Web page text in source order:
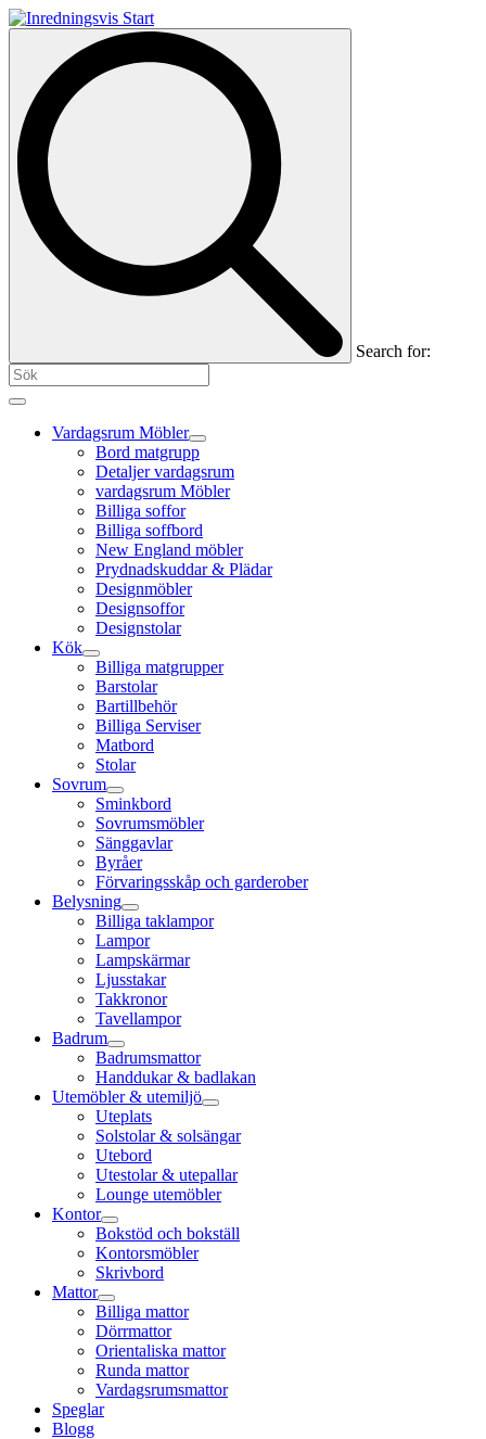
Search for:
Vardagsrum Möbler
Bord matgrupp
Detaljer vardagsrum
vardagsrum Möbler
Billiga soffor
Billiga soffbord
New England möbler
Prydnadskuddar & Plädar
Designmöbler
Designsoffor
Designstolar
Kök
Billiga matgrupper
Barstolar
Bartillbehör
Billiga Serviser
Matbord
Stolar
Sovrum
Sminkbord
Sovrumsmöbler
Sänggavlar
Byråer
Förvaringsskåp och garderober
Belysning
Billiga taklampor
Lampor
Lampskärmar
Ljusstakar
Takkronor
Tavellampor
Badrum
Badrumsmattor
Handdukar & badlakan
Utemöbler & utemiljö
Uteplats
Solstolar & solsängar
Utebord
Utestolar & utepallar
Lounge utemöbler
Kontor
Bokstöd och bokställ
Kontorsmöbler
Skrivbord
Mattor
Billiga mattor
Dörrmattor
Orientaliska mattor
Runda mattor
Vardagsrumsmattor
Speglar
Blogg